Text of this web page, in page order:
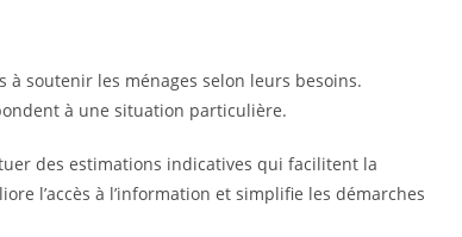
soutenir les ménages selon leurs besoins.
à une situation particulière.
des estimations indicatives qui facilitent la
l’accès à l’information et simplifie les démarches